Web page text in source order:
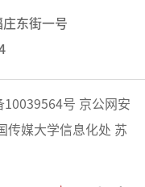
东街一号
10039564号 京公网安
传媒大学信息化处 苏